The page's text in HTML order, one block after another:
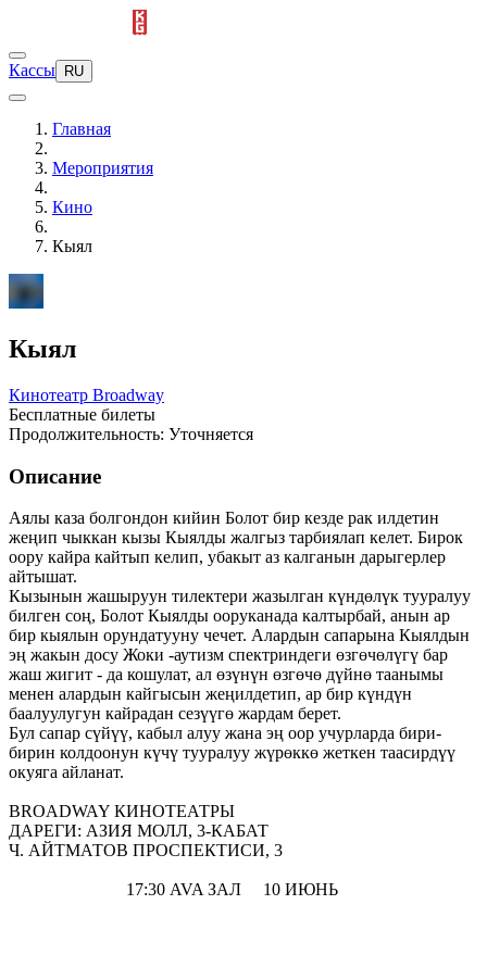
Кассы RU
Главная
Мероприятия
Кино
Кыял
Кыял
Кинотеатр Broadway
Бесплатные билеты
Продолжительность: Уточняется
Описание
Аялы каза болгондон кийин Болот бир кезде рак илдетин
жеңип чыккан кызы Кыялды жалгыз тарбиялап келет. Бирок
оору кайра кайтып келип, убакыт аз калганын дарыгерлер
айтышат.
Кызынын жашыруун тилектери жазылган күндөлүк тууралуу
билген соң, Болот Кыялды ооруканада калтырбай, анын ар
бир кыялын орундатууну чечет. Алардын сапарына Кыялдын
эң жакын досу Жоки -аутизм спектриндеги өзгөчөлүгү бар
жаш жигит - да кошулат, ал өзүнүн өзгөчө дүйнө таанымы
менен алардын кайгысын жеңилдетип, ар бир күндүн
баалуулугун кайрадан сезүүгө жардам берет.
Бул сапар сүйүү, кабыл алуу жана эң оор учурларда бири-
бирин колдоонун күчү тууралуу жүрөккө жеткен таасирдүү
окуяга айланат.
BROADWAY КИНОТЕАТРЫ
ДАРЕГИ: АЗИЯ МОЛЛ, 3-КАБАТ
Ч. АЙТМАТОВ ПРОСПЕКТИСИ, 3
17:30 AVA ЗАЛ 10 ИЮНЬ